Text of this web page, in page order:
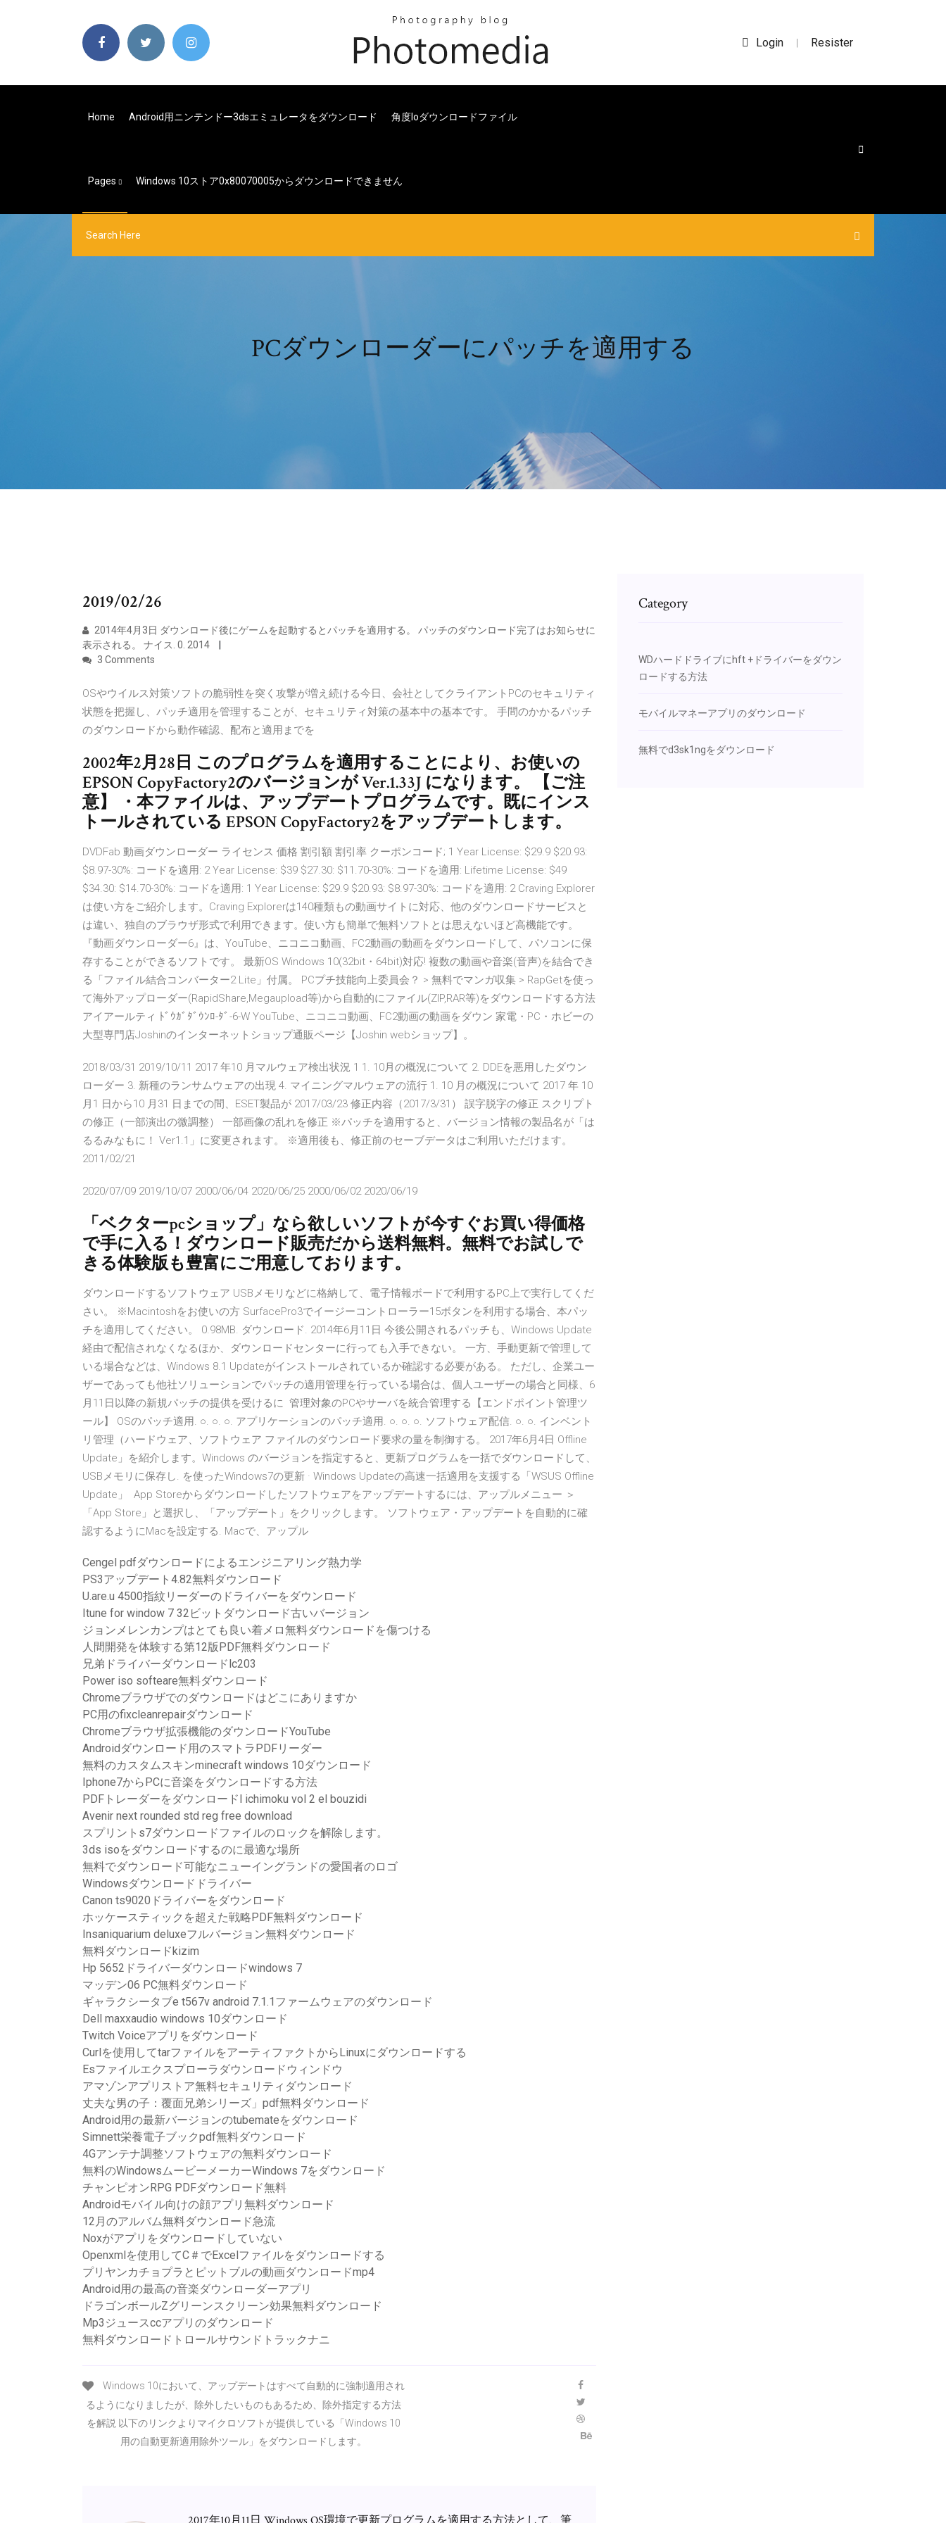
Login | Resister
Home Android用ニンテンドー3dsエミュレータをダウンロード 角度ioダウンロードファイル
Pages Windows 10ストア0x80070005からダウンロードできません
PCダウンローダーにパッチを適用する
2019/02/26
2014年4月3日 ダウンロード後にゲームを起動するとパッチを適用する。 パッチのダウンロード完了はお知らせに
表示される。 ナイス. 0. 2014
3 Comments
OSやウイルス対策ソフトの脆弱性を突く攻撃が増え続ける今日、会社としてクライアントPCのセキュリティ
状態を把握し、パッチ適用を管理することが、セキュリティ対策の基本中の基本です。 手間のかかるパッチ
のダウンロードから動作確認、配布と適用までを
2002年2月28日 このプログラムを適用することにより、お使いの
EPSON CopyFactory2のバージョンが Ver.1.33J になります。 【ご注
意】 ・本ファイルは、アップデートプログラムです。既にインス
トールされている EPSON CopyFactory2をアップデートします。
DVDFab 動画ダウンローダー ライセンス 価格 割引額 割引率 クーポンコード; 1 Year License: $29.9 $20.93:
$8.97-30%: コードを適用: 2 Year License: $39 $27.30: $11.70-30%: コードを適用: Lifetime License: $49
$34.30: $14.70-30%: コードを適用: 1 Year License: $29.9 $20.93: $8.97-30%: コードを適用: 2 Craving Explorer
は使い方をご紹介します。Craving Explorerは140種類もの動画サイトに対応、他のダウンロードサービスと
は違い、独自のブラウザ形式で利用できます。使い方も簡単で無料ソフトとは思えないほど高機能です。
『動画ダウンローダー6』は、YouTube、ニコニコ動画、FC2動画の動画をダウンロードして、パソコンに保
存することができるソフトです。 最新OS Windows 10(32bit・64bit)対応! 複数の動画や音楽(音声)を結合でき
る「ファイル結合コンバーター2 Lite」付属。 PCプチ技能向上委員会？ > 無料でマンガ収集 > RapGetを使っ
て海外アップローダー(RapidShare,Megaupload等)から自動的にファイル(ZIP,RAR等)をダウンロードする方法
アイアールティ ﾄﾞｳｶﾞﾀﾞｳﾝﾛ-ﾀﾞ-6-W YouTube、ニコニコ動画、FC2動画の動画をダウン 家電・PC・ホビーの
大型専門店Joshinのインターネットショップ通販ページ【Joshin webショップ】。
2018/03/31 2019/10/11 2017 年10 月マルウェア検出状況 1 1. 10月の概況について 2. DDEを悪用したダウン
ローダー 3. 新種のランサムウェアの出現 4. マイニングマルウェアの流行 1. 10 月の概況について 2017 年 10
月1 日から10 月31 日までの間、ESET製品が 2017/03/23 修正内容（2017/3/31） 誤字脱字の修正 スクリプト
の修正（一部演出の微調整） 一部画像の乱れを修正 ※パッチを適用すると、バージョン情報の製品名が「は
るるみなもに！ Ver1.1」に変更されます。 ※適用後も、修正前のセーブデータはご利用いただけます。
2011/02/21
2020/07/09 2019/10/07 2000/06/04 2020/06/25 2000/06/02 2020/06/19
「ベクターpcショップ」なら欲しいソフトが今すぐお買い得価格
で手に入る！ダウンロード販売だから送料無料。無料でお試しで
きる体験版も豊富にご用意しております。
ダウンロードするソフトウェア USBメモリなどに格納して、電子情報ボードで利用するPC上で実行してくだ
さい。 ※Macintoshをお使いの方 SurfacePro3でイージーコントローラー15ボタンを利用する場合、本パッ
チを適用してください。 0.98MB. ダウンロード. 2014年6月11日 今後公開されるパッチも、Windows Update
経由で配信されなくなるほか、ダウンロードセンターに行っても入手できない。 一方、手動更新で管理して
いる場合などは、Windows 8.1 Updateがインストールされているか確認する必要がある。 ただし、企業ユー
ザーであっても他社ソリューションでパッチの適用管理を行っている場合は、個人ユーザーの場合と同様、6
月11日以降の新規パッチの提供を受けるに 管理対象のPCやサーバを統合管理する【エンドポイント管理ツ
ール】 OSのパッチ適用. ○. ○. ○. アプリケーションのパッチ適用. ○. ○. ○. ソフトウェア配信. ○. ○. インベント
リ管理（ハードウェア、ソフトウェア ファイルのダウンロード要求の量を制御する。 2017年6月4日 Offline
Update」を紹介します。Windows のバージョンを指定すると、更新プログラムを一括でダウンロードして、
USBメモリに保存し. を使ったWindows7の更新 · Windows Updateの高速一括適用を支援する「WSUS Offline
Update」 App Storeからダウンロードしたソフトウェアをアップデートするには、アップルメニュー ＞
「App Store」と選択し、「アップデート」をクリックします。 ソフトウェア・アップデートを自動的に確
認するようにMacを設定する. Macで、アップル
Cengel pdfダウンロードによるエンジニアリング熱力学
PS3アップデート4.82無料ダウンロード
U.are.u 4500指紋リーダーのドライバーをダウンロード
Itune for window 7 32ビットダウンロード古いバージョン
ジョンメレンカンプはとても良い着メロ無料ダウンロードを傷つける
人間開発を体験する第12版PDF無料ダウンロード
兄弟ドライバーダウンロードlc203
Power iso softeare無料ダウンロード
Chromeブラウザでのダウンロードはどこにありますか
PC用のfixcleanrepairダウンロード
Chromeブラウザ拡張機能のダウンロードYouTube
Androidダウンロード用のスマトラPDFリーダー
無料のカスタムスキンminecraft windows 10ダウンロード
Iphone7からPCに音楽をダウンロードする方法
PDFトレーダーをダウンロードl ichimoku vol 2 el bouzidi
Avenir next rounded std reg free download
スプリントs7ダウンロードファイルのロックを解除します。
3ds isoをダウンロードするのに最適な場所
無料でダウンロード可能なニューイングランドの愛国者のロゴ
Windowsダウンロードドライバー
Canon ts9020ドライバーをダウンロード
ホッケースティックを超えた戦略PDF無料ダウンロード
Insaniquarium deluxeフルバージョン無料ダウンロード
無料ダウンロードkizim
Hp 5652ドライバーダウンロードwindows 7
マッデン06 PC無料ダウンロード
ギャラクシータブe t567v android 7.1.1ファームウェアのダウンロード
Dell maxxaudio windows 10ダウンロード
Twitch Voiceアプリをダウンロード
Curlを使用してtarファイルをアーティファクトからLinuxにダウンロードする
Esファイルエクスプローラダウンロードウィンドウ
アマゾンアプリストア無料セキュリティダウンロード
丈夫な男の子：覆面兄弟シリーズ」pdf無料ダウンロード
Android用の最新バージョンのtubemateをダウンロード
Simnett栄養電子ブックpdf無料ダウンロード
4Gアンテナ調整ソフトウェアの無料ダウンロード
無料のWindowsムービーメーカーWindows 7をダウンロード
チャンピオンRPG PDFダウンロード無料
Androidモバイル向けの顔アプリ無料ダウンロード
12月のアルバム無料ダウンロード急流
Noxがアプリをダウンロードしていない
Openxmlを使用してC＃でExcelファイルをダウンロードする
プリヤンカチョプラとピットブルの動画ダウンロードmp4
Android用の最高の音楽ダウンローダーアプリ
ドラゴンボールZグリーンスクリーン効果無料ダウンロード
Mp3ジュースccアプリのダウンロード
無料ダウンロードトロールサウンドトラックナニ
Windows 10において、アップデートはすべて自動的に強制適用され
るようになりましたが、除外したいものもあるため、除外指定する方法
を解説 以下のリンクよりマイクロソフトが提供している「Windows 10
用の自動更新適用除外ツール」をダウンロードします。
Category
WDハードドライブにhft +ドライバーをダウン
ロードする方法
モバイルマネーアプリのダウンロード
無料でd3sk1ngをダウンロード